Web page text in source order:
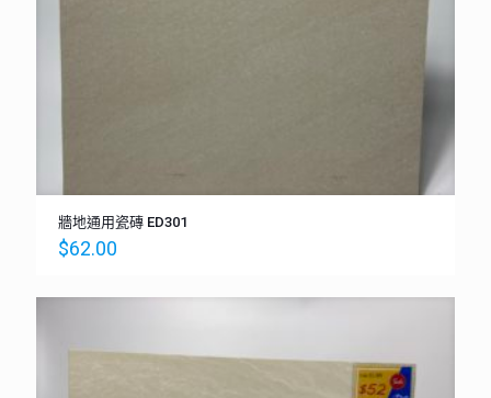
牆地通用瓷磚 ED301
$62.00